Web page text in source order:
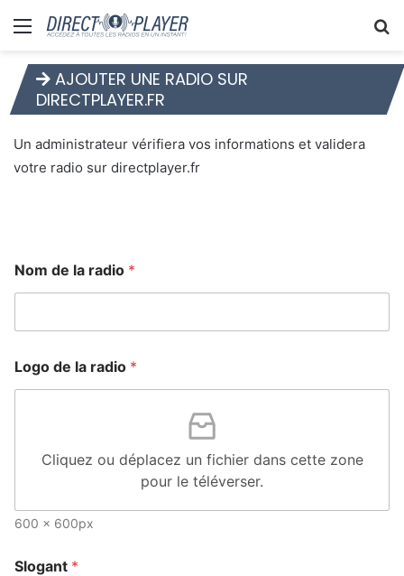
Menu
AJOUTER UNE RADIO SUR
DIRECTPLAYER.FR
Un administrateur vérifiera vos informations et validera
votre radio sur directplayer.fr
Nom de la radio *
Logo de la radio *
Cliquez ou déplacez un fichier dans cette zone
pour le téléverser.
600 x 600px
Slogant *